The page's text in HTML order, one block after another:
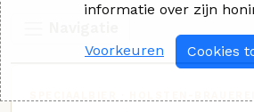
informatie over zijn
Voorkeuren Cookies